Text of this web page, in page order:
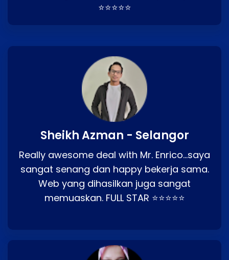
⭐⭐⭐⭐⭐
Sheikh Azman - Selangor
Really awesome deal with Mr. Enrico…saya
sangat senang dan happy bekerja sama.
Web yang dihasilkan juga sangat
memuaskan. FULL STAR ⭐⭐⭐⭐⭐